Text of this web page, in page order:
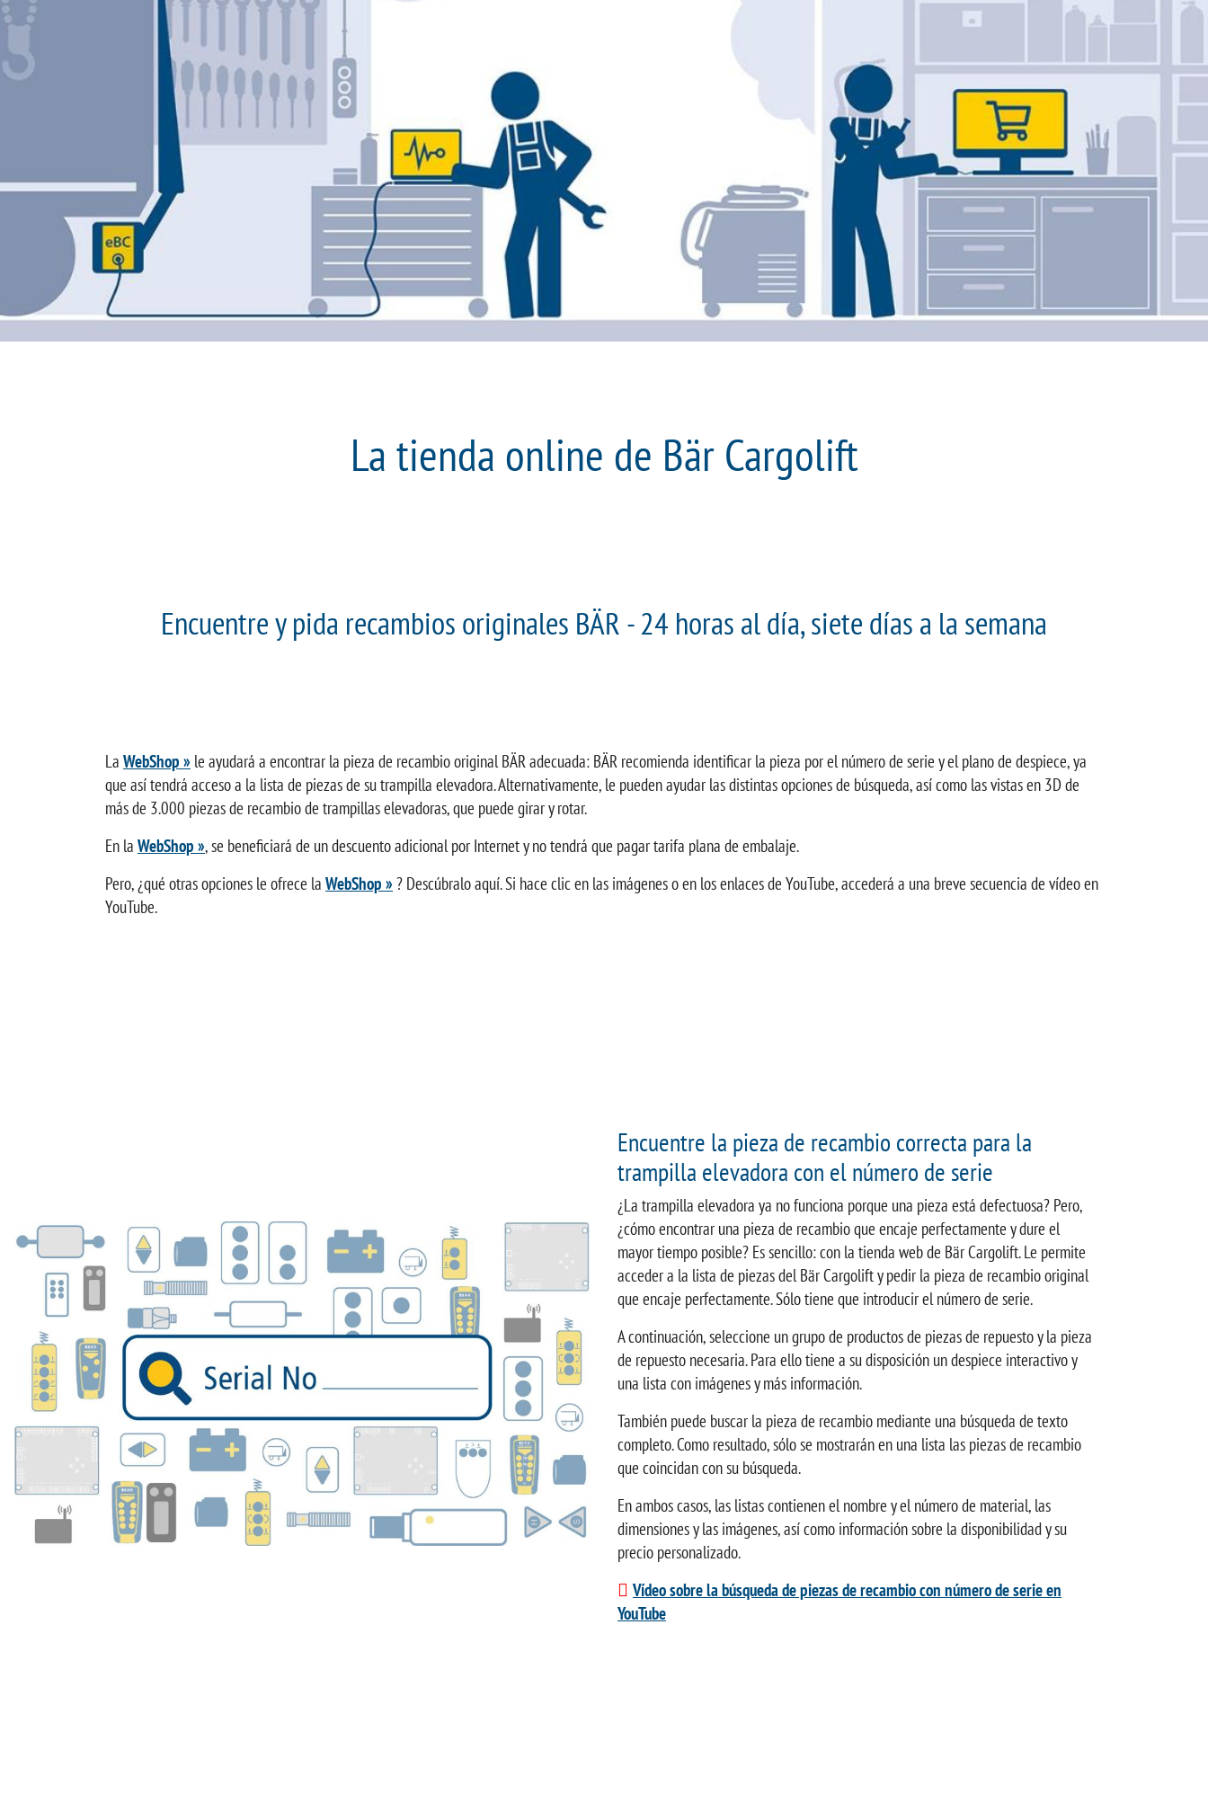
La tienda online de Bär Cargolift
Encuentre y pida recambios originales BÄR - 24 horas al día, siete días a la semana
La WebShop » le ayudará a encontrar la pieza de recambio original BÄR adecuada: BÄR recomienda identificar la pieza por el número de serie y el plano de despiece, ya
que así tendrá acceso a la lista de piezas de su trampilla elevadora. Alternativamente, le pueden ayudar las distintas opciones de búsqueda, así como las vistas en 3D de
más de 3.000 piezas de recambio de trampillas elevadoras, que puede girar y rotar.
En la WebShop », se beneficiará de un descuento adicional por Internet y no tendrá que pagar tarifa plana de embalaje.
Pero, ¿qué otras opciones le ofrece la WebShop »? Descúbralo aquí. Si hace clic en las imágenes o en los enlaces de YouTube, accederá a una breve secuencia de vídeo en
YouTube.
Encuentre la pieza de recambio correcta para la
trampilla elevadora con el número de serie
¿La trampilla elevadora ya no funciona porque una pieza está defectuosa? Pero,
¿cómo encontrar una pieza de recambio que encaje perfectamente y dure el
mayor tiempo posible? Es sencillo: con la tienda web de Bär Cargolift. Le permite
acceder a la lista de piezas del Bär Cargolift y pedir la pieza de recambio original
que encaje perfectamente. Sólo tiene que introducir el número de serie.
A continuación, seleccione un grupo de productos de piezas de repuesto y la pieza
de repuesto necesaria. Para ello tiene a su disposición un despiece interactivo y
una lista con imágenes y más información.
También puede buscar la pieza de recambio mediante una búsqueda de texto
completo. Como resultado, sólo se mostrarán en una lista las piezas de recambio
que coincidan con su búsqueda.
En ambos casos, las listas contienen el nombre y el número de material, las
dimensiones y las imágenes, así como información sobre la disponibilidad y su
precio personalizado.
Vídeo sobre la búsqueda de piezas de recambio con número de serie en
YouTube